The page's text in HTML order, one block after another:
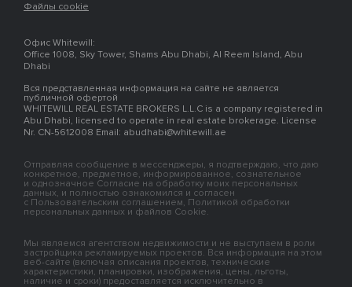
Файлы cookie
Офис Whitewill:
Office 1008, Sky Tower, Shams Abu Dhabi, Al Reem Island, Abu
Dhabi
Вся представленная информация на сайте не является
публичной офертой
WHITEWILL REAL ESTATE BROKERS L.L.C is a company registered in
Abu Dhabi, licensed to operate in real estate brokerage. License
Nr. CN-5612008 Email: abudhabi@whitewill.ae
Отправляя сообщение в мессенджеры, я подтверждаю, что даю
конкретное, предметное, информированное, сознательное
и однозначное Согласие на обработку моих персональных
данных, и полностью ознакомился и согласен
с Пользовательским соглашением, Политикой обработки
персональных данных и файлов Cookie.
Мы являемся агентством недвижимости и не выступаем в роли
застройщика рекламируемых проектов. Вся информация на этом
веб-сайте (включая описания проектов, технические
характеристики, планировки, изображения, цены, льготы,
наличие и сроки) предоставляется исключительно в